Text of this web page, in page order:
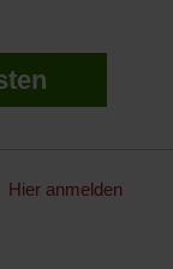
Hier anmelden